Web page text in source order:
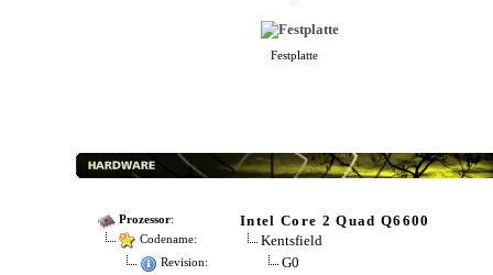
Festplatte
Prozessor: Intel Core 2 Quad Q6600
Codename: Kentsfield
Revision: G0